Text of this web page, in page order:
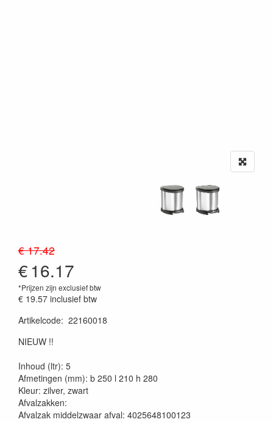
€ 17.42
€16.17
*Prijzen zijn exclusief btw
€ 19.57 inclusief btw
Artikelcode: 22160018
NIEUW !!
Inhoud (ltr): 5
Afmetingen (mm): b 250 l 210 h 280
Kleur: zilver, zwart
Afvalzakken:
Afvalzak middelzwaar afval: 4025648100123